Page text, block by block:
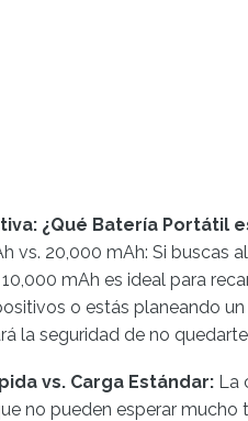
¿Qué Batería Portátil
vs. 20,000 mAh: Si buscas
mAh es ideal para
o estás planeando
la seguridad de no
vs. Carga Estándar: La
no pueden esperar